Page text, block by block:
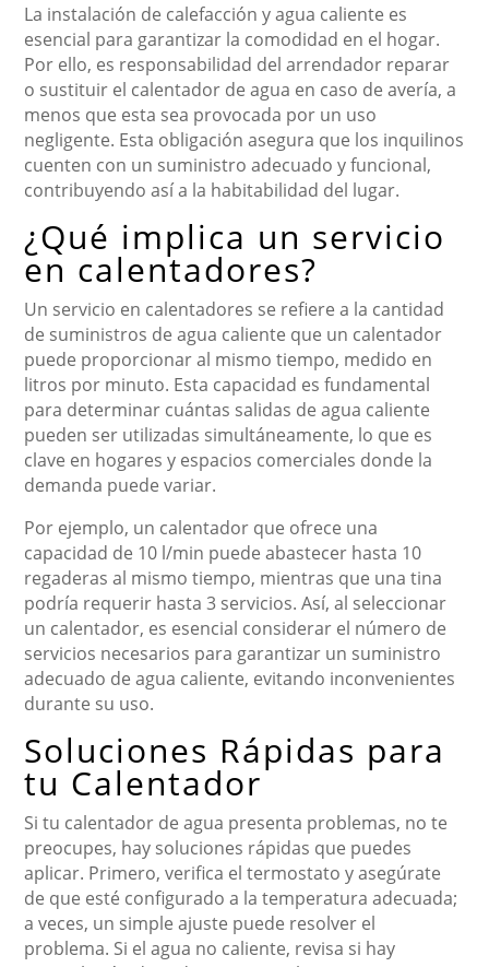
La instalación de calefacción y agua caliente es
esencial para garantizar la comodidad en el hogar.
Por ello, es responsabilidad del arrendador reparar
o sustituir el calentador de agua en caso de avería, a
menos que esta sea provocada por un uso
negligente. Esta obligación asegura que los inquilinos
cuenten con un suministro adecuado y funcional,
contribuyendo así a la habitabilidad del lugar.
¿Qué implica un servicio
en calentadores?
Un servicio en calentadores se refiere a la cantidad
de suministros de agua caliente que un calentador
puede proporcionar al mismo tiempo, medido en
litros por minuto. Esta capacidad es fundamental
para determinar cuántas salidas de agua caliente
pueden ser utilizadas simultáneamente, lo que es
clave en hogares y espacios comerciales donde la
demanda puede variar.
Por ejemplo, un calentador que ofrece una
capacidad de 10 l/min puede abastecer hasta 10
regaderas al mismo tiempo, mientras que una tina
podría requerir hasta 3 servicios. Así, al seleccionar
un calentador, es esencial considerar el número de
servicios necesarios para garantizar un suministro
adecuado de agua caliente, evitando inconvenientes
durante su uso.
Soluciones Rápidas para
tu Calentador
Si tu calentador de agua presenta problemas, no te
preocupes, hay soluciones rápidas que puedes
aplicar. Primero, verifica el termostato y asegúrate
de que esté configurado a la temperatura adecuada;
a veces, un simple ajuste puede resolver el
problema. Si el agua no caliente, revisa si hay